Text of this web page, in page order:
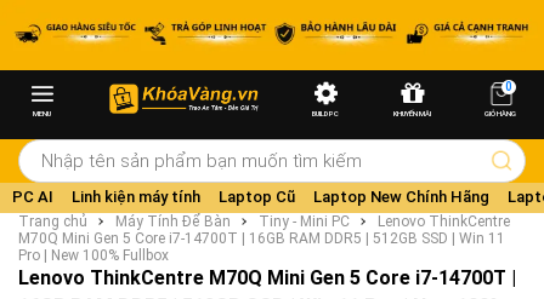
MENU BUILD PC KHUYẾN MÃI
0
GIỎ HÀNG
PC AI Linh kiện máy tính Laptop Cũ Laptop New Chính Hãng
Trang chủ Máy Tính Để Bàn Tiny - Mini PC
Lenovo ThinkCentre
M70Q Mini Gen 5 Core i7-14700T | 16GB RAM DDR5 | 512GB SSD | Win 11
Pro | New 100% Fullbox
Lenovo ThinkCentre M70Q Mini Gen 5 Core i7-14700T |